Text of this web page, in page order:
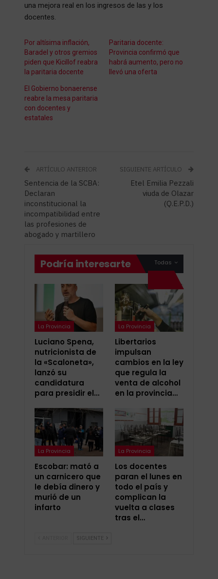
una mejora real en los ingresos de las y los
docentes.
Por altísima inflación,
Baradel y otros gremios
piden que Kicillof reabra
la paritaria docente
Paritaria docente:
Provincia confirmó que
habrá aumento, pero no
llevó una oferta
El Gobierno bonaerense
reabre la mesa paritaria
con docentes y
estatales
ARTÍCULO ANTERIOR
Sentencia de la SCBA:
Declaran
inconstitucional la
incompatibilidad entre
las profesiones de
abogado y martillero
SIGUIENTE ARTÍCULO
Etel Emilia Pezzali
viuda de Olazar
(Q.E.P.D.)
Todas
Podría interesarte
La Provincia
Luciano Spena,
nutricionista de
la «Scaloneta»,
lanzó su
candidatura
para presidir el…
La Provincia
Libertarios
impulsan
cambios en la ley
que regula la
venta de alcohol
en la provincia…
La Provincia
Escobar: mató a
un carnicero que
le debía dinero y
murió de un
infarto
La Provincia
Los docentes
paran el lunes en
todo el país y
complican la
vuelta a clases
tras el…
SIGUIENTE